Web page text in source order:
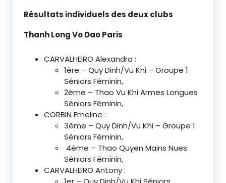
Résultats individuels des deux clubs
Thanh Long Vo Dao Paris
CARVALHEIRO Alexandra :
1ère – Quy Dinh/Vu Khi – Groupe 1
Séniors Féminin,
2ème – Thao Vu Khi Armes Longues
Séniors Féminin,
CORBIN Emeline :
3ème – Quy Dinh/Vu Khi – Groupe 1
Séniors Féminin,
4ème – Thao Quyen Mains Nues
Séniors Féminin,
CARVALHEIRO Antony :